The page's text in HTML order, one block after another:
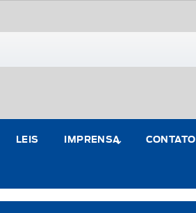
LEIS IMPRENSA CONTATO